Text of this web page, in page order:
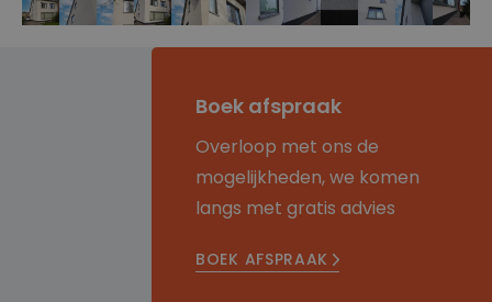
Boek afspraak
Overloop met ons de
mogelijkheden, we komen
langs met gratis advies
BOEK AFSPRAAK